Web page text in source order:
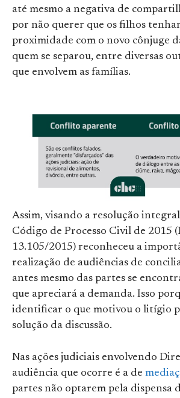
até mesmo a negativa de
por não querer que os filhos
proximidade com o novo cônjuge
quem se separou, entre diversas
que envolvem as famílias.
Assim, visando a resolução
Código de Processo Civil de 2015
13.105/2015) reconheceu a
realização de audiências de
antes mesmo das partes se
que apreciará a demanda. Isso
identificar o que motivou o litígio
solução da discussão.
Nas ações judiciais envolvendo
audiência que ocorre é a de
partes não optarem pela dispensa